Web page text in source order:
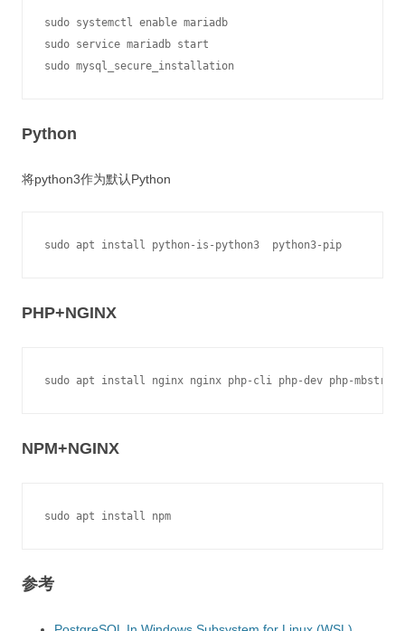
sudo systemctl enable mariadb
sudo service mariadb start
sudo mysql_secure_installation
Python
将python3作为默认Python
PHP+NGINX
NPM+NGINX
参考